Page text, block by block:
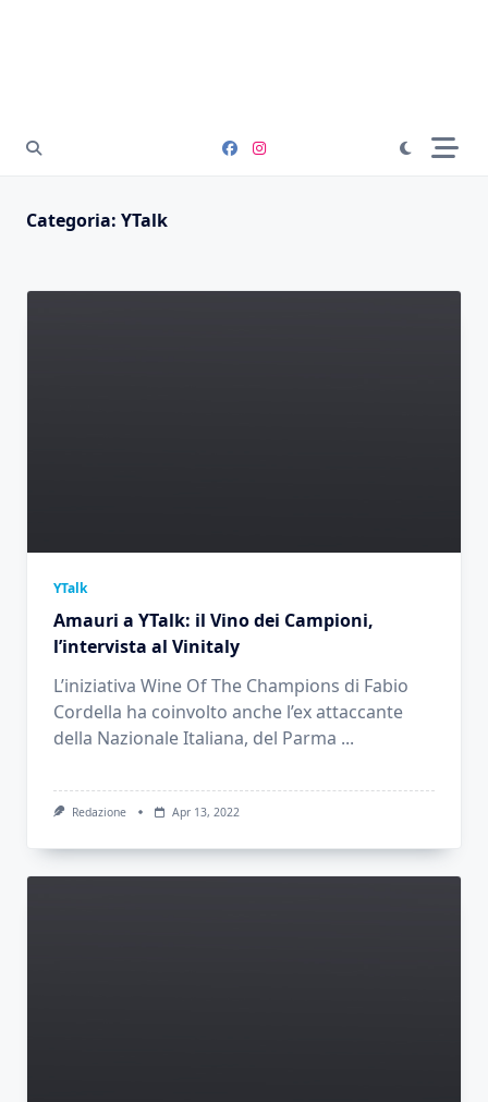
Categoria: YTalk
YTalk
Amauri a YTalk: il Vino dei Campioni,
l’intervista al Vinitaly
L’iniziativa Wine Of The Champions di Fabio
Cordella ha coinvolto anche l’ex attaccante
della Nazionale Italiana, del Parma ...
Redazione Apr 13, 2022